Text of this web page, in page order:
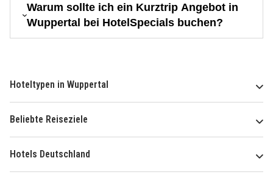
Warum sollte ich ein Kurztrip Angebot in
Wuppertal bei HotelSpecials buchen?
Hoteltypen in Wuppertal
Beliebte Reiseziele
Hotels Deutschland